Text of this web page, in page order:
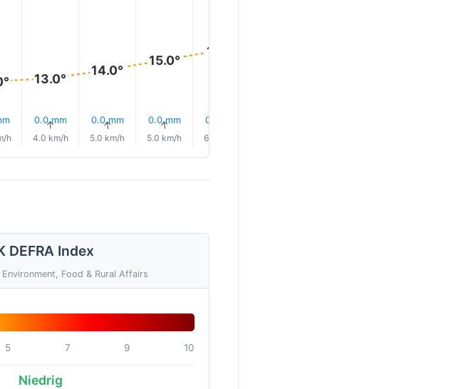
h
13.0°
0.0 mm
↑
4.0 km/h
14.0°
0.0 mm
↑
5.0 km/h
15.0°
0.0 mm
↑
5.0 km/h
17.0°
0.0 mm
6.0 km/h
DEFRA Index
Food & Rural Affairs
5 7 9 10
Niedrig